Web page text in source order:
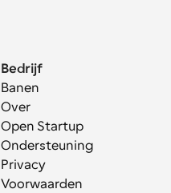
Bedrijf
Banen
Over
Open Startup
Ondersteuning
Privacy
Voorwaarden